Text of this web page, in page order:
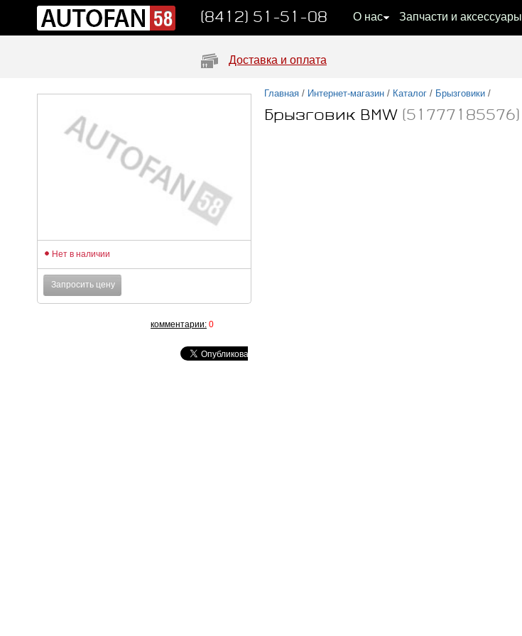
(8412) 51-51-08 О нас Запчасти и аксессуары
Доставка и оплата
Главная / Интернет-магазин / Каталог / Брызговики /
Брызговик BMW (51777185576)
Нет в наличии
Запросить цену
комментарии: 0